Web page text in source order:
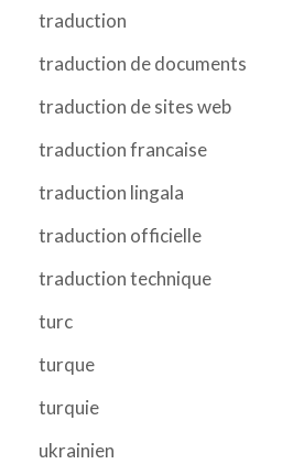
traduction
traduction de documents
traduction de sites web
traduction francaise
traduction lingala
traduction officielle
traduction technique
turc
turque
turquie
ukrainien